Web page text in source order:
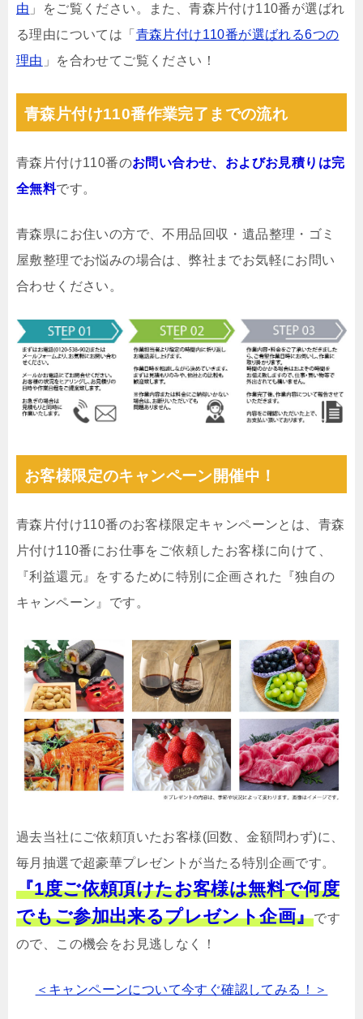
由 」をご覧ください。また、青森片付け110番が選ばれ
る理由については「 青森片付け110番が選ばれる6つの
理由 」を合わせてご覧ください！
青森片付け110番作業完了までの流れ
青森片付け110番のお問い合わせ、およびお見積りは完
全無料です。
青森県にお住いの方で、不用品回収・遺品整理・ゴミ
屋敷整理でお悩みの場合は、弊社までお気軽にお問い
合わせください。
お客様限定のキャンペーン開催中！
青森片付け110番のお客様限定キャンペーンとは、青森
片付け110番にお仕事をご依頼したお客様に向けて、
『利益還元』をするために特別に企画された『独自の
キャンペーン』です。
過去当社にご依頼頂いたお客様(回数、金額問わず)に、
毎月抽選で超豪華プレゼントが当たる特別企画です。
『1度ご依頼頂けたお客様は無料で何度
でもご参加出来るプレゼント企画』です
ので、この機会をお見逃しなく！
＜キャンペーンについて今すぐ確認してみる！＞